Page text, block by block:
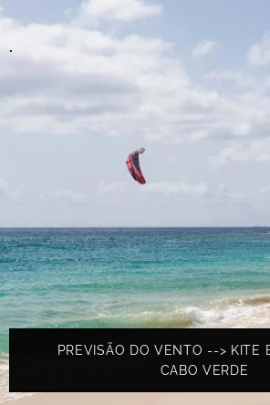
.
PREVISÃO DO VENTO --> KITE
CABO VERDE